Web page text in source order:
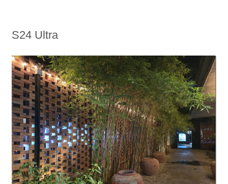
S24 Ultra